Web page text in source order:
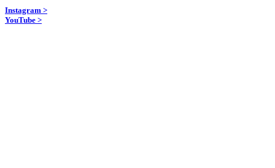
Instagram >
YouTube >